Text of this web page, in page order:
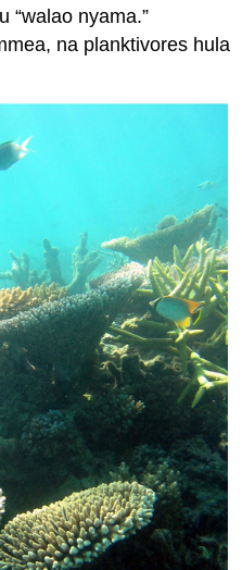
“walao nyama.”
na planktivores hula